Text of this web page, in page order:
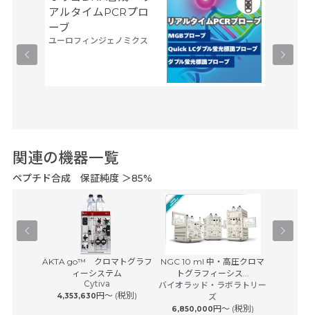
アルタイムPCRプロ
ーブ
ユーロフィンジェノミクス
関連の機器一覧
ペプチド合成 保証純度 ＞85%
ÄKTA go™ クロマトグラフ
ィーシステム
Cytiva
4,353,630円〜 (税別)
NGC 10 ml 中・高圧クロマ
トグラフィーシス...
バイオラッド・ラボラトリー
ズ
6,850,000円〜 (税別)